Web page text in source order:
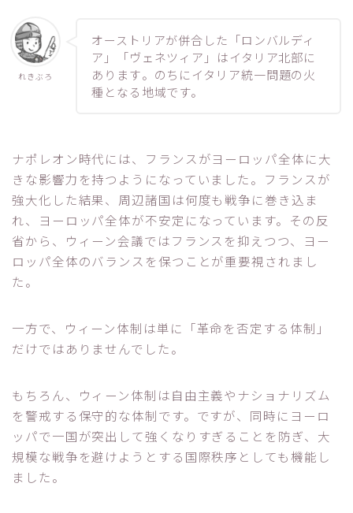
れきぶろ
オーストリアが併合した「ロンバルディ
ア」「ヴェネツィア」はイタリア北部に
あります。のちにイタリア統一問題の火
種となる地域です。
ナポレオン時代には、フランスがヨーロッパ全体に大
きな影響力を持つようになっていました。フランスが
強大化した結果、周辺諸国は何度も戦争に巻き込ま
れ、ヨーロッパ全体が不安定になっています。その反
省から、ウィーン会議ではフランスを抑えつつ、ヨー
ロッパ全体のバランスを保つことが重要視されまし
た。
一方で、ウィーン体制は単に「革命を否定する体制」
だけではありませんでした。
もちろん、ウィーン体制は自由主義やナショナリズム
を警戒する保守的な体制です。ですが、同時にヨーロ
ッパで一国が突出して強くなりすぎることを防ぎ、大
規模な戦争を避けようとする国際秩序としても機能し
ました。